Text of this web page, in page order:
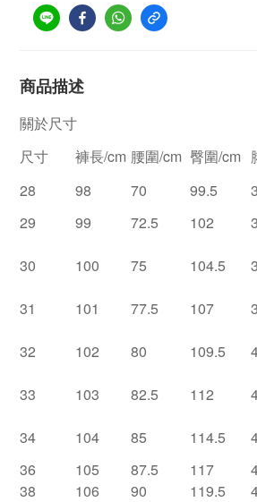
商品描述
關於尺寸
尺寸
褲長/cm 腰圍/cm 臀圍/cm
28
98 70 99.5
29
99 72.5 102
30
100 75 104.5
31
101 77.5 107
32
102 80 109.5
33
103 82.5 112
34
104 85 114.5
36
105 87.5 117
38
106 90 119.5